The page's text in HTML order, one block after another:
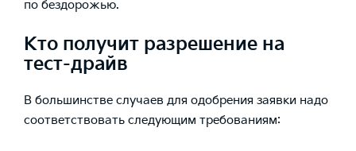
по бездорожью.
Кто получит разрешение на
тест-драйв
В большинстве случаев для одобрения заявки надо
соответствовать следующим требованиям: